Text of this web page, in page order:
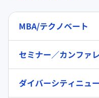
MBA/テクノベート
セミナー／カンファ
ダイバーシティニュ